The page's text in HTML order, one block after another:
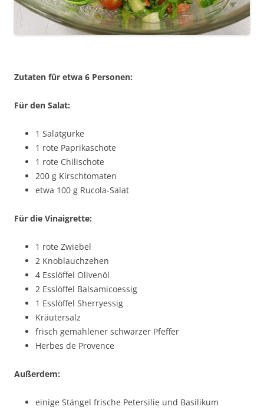
Zutaten für etwa 6 Personen:
Für den Salat:
1 Salatgurke
1 rote Paprikaschote
1 rote Chilischote
200 g Kirschtomaten
etwa 100 g Rucola-Salat
Für die Vinaigrette:
1 rote Zwiebel
2 Knoblauchzehen
4 Esslöffel Olivenöl
2 Esslöffel Balsamicoessig
1 Esslöffel Sherryessig
Kräutersalz
frisch gemahlener schwarzer Pfeffer
Herbes de Provence
Außerdem:
einige Stängel frische Petersilie und Basilikum